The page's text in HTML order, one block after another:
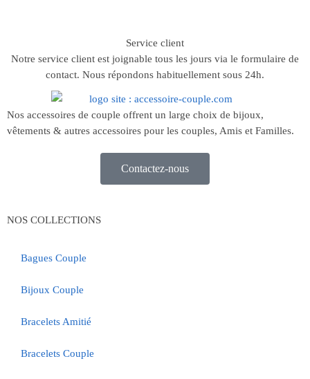
Service client
Notre service client est joignable tous les jours via le formulaire de
contact. Nous répondons habituellement sous 24h.
Nos accessoires de couple offrent un large choix de bijoux,
vêtements & autres accessoires pour les couples, Amis et Familles.
Contactez-nous
NOS COLLECTIONS
Bagues Couple
Bijoux Couple
Bracelets Amitié
Bracelets Couple